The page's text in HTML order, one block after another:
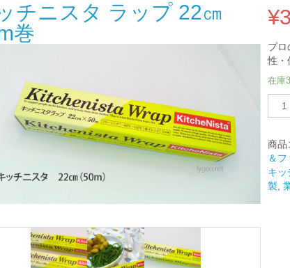
チニスタ ラップ 22㎝
巻
¥
プロ
性・
在庫
ニ
ス
タ
ラ
商品
＆
キッ
製